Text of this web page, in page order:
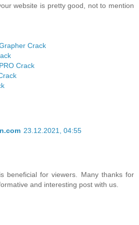
website is pretty good, not to mention
Crack
Crack
23.12.2021, 04:55
beneficial for viewers. Many thanks for
and interesting post with us.